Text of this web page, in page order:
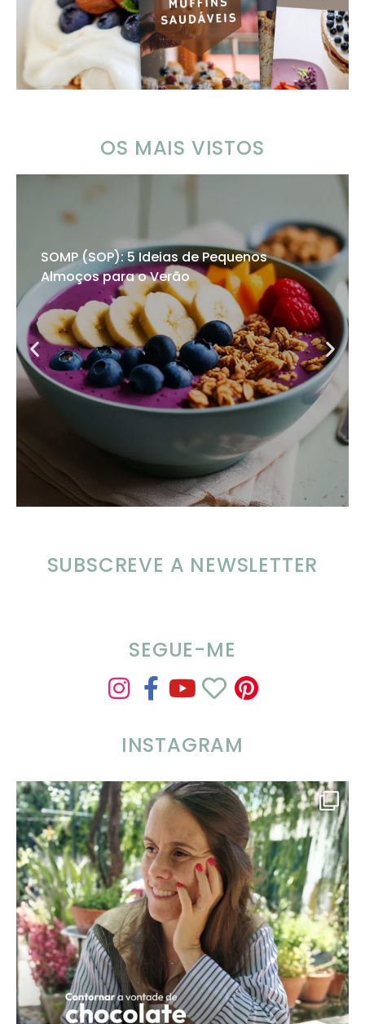
OS MAIS VISTOS
SOMP (SOP): 5 Ideias de Pequenos
Almoços para o Verão
SUBSCREVE A NEWSLETTER
SEGUE-ME
INSTAGRAM